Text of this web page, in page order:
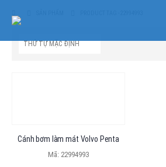
Cánh bơm làm mát Volvo Penta
Mã: 22994993